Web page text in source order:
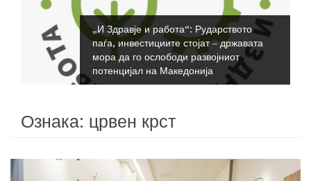
„И Здравје и работа“: Рударството
паѓа, инвестициите стојат – државата
мора да го ослободи развојниот
потенцијал на Македонија
Ознака: црвен крст